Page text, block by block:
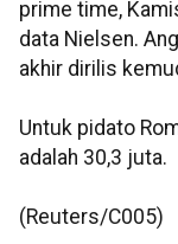
prime time,
data Nielsen.
akhir dirilis
Untuk pidato
adalah 30,3 juta.
(Reuters/C005)